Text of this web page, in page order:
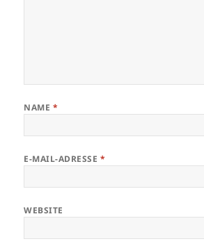
NAME *
E-MAIL-ADRESSE *
WEBSITE